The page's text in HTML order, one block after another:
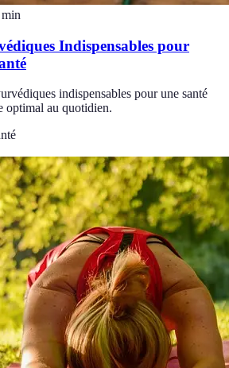
min
Indispensables pour
indispensables pour une santé
optimal au quotidien.